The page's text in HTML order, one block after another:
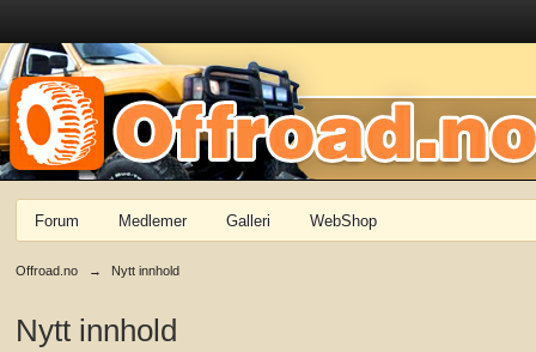
Forum Medlemer Galleri WebShop
Offroad.no → Nytt innhold
Nytt innhold